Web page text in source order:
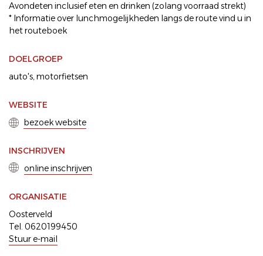
Avondeten inclusief eten en drinken (zolang voorraad strekt)
* Informatie over lunchmogelijkheden langs de route vind u in
het routeboek
DOELGROEP
auto's motorfietsen
WEBSITE
bezoek website
INSCHRIJVEN
online inschrijven
ORGANISATIE
Oosterveld
Tel. 0620199450
Stuur e-mail